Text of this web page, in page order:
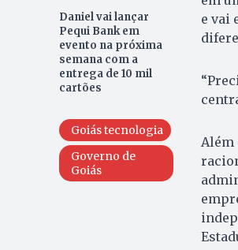
Daniel vai lançar
Pequi Bank em
evento na próxima
semana com a
entrega de 10 mil
cartões
Goiás tecnologia
Governo de
Goiás
e vai
Além